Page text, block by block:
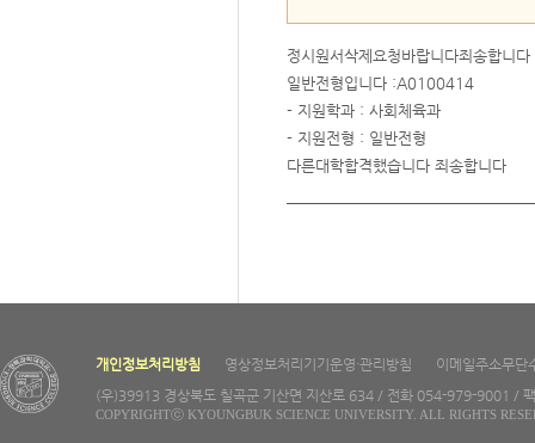
정시원서삭제요청바랍니다죄송합니
일반전형입니다 :A0100414
- 지원학과 : 사회체육과
- 지원전형 : 일반전형
다른대학합격했습니다 죄송합니다
개인정보처리방침 영상정보처리기기운영·관리방침
이메일주소무단
(우)39913 경상북도 칠곡군 기산면 지산로 634 / 전화 054-979-9001 /
COPYRIGHTⓒ KYOUNGBUK SCIENCE UNIVERSITY. ALL RIGHTS